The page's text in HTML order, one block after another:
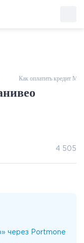
Как оплатить кредит
4 505
через Portmone